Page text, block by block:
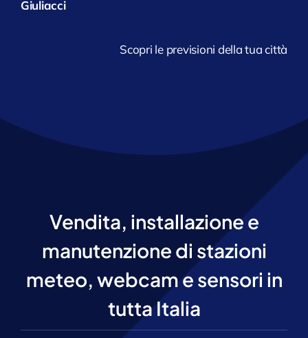
Giuliacci
Scopri le previsioni della tua città
Vendita, installazione e
manutenzione di stazioni
meteo, webcam e sensori in
tutta Italia